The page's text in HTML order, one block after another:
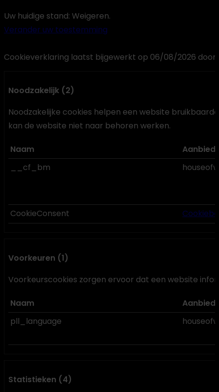
Uw huidige stand: Weigeren.
Verander uw toestemming
Cookieverklaring laatst bijgewerkt op 06/08/2026 door
Noodzakelijk (2)
Noodzakelijke cookies helpen een website
kan de website niet naar behoren werken.
Naam
__cf_bm
CookieConsent
Voorkeuren (1)
Voorkeurscookies zorgen ervoor dat een website
Naam
pll_language
Statistieken (4)